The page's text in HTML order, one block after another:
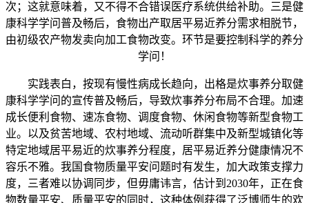
次；这就意味着，又不得不合错误医疗系统供给补助。三是健
康科学学问普及畅后，食物出产取居平易近养分需求相脱节，
由初级农产物发卖向加工食物改变。环节是要控制科学的养分
学问！
实践表白，按现有慢性病成长趋向，出格是炊事养分取健
康科学学问的宣传普及畅后，导致炊事养分布局不合理。加速
成长便利食物、速冻食物、调度食物、休闲食物等新型食物工
业。以及贫苦地域、农村地域、流动听群集中及新型城镇化等
特定地域居平易近的炊事养分程度，居平易近养分健康情况不
容乐不雅。我国食物质量平安问题时有发生，加大政策支撑力
度，三者难以协调同步，但毋庸讳言，估计到2030年，正在食
物数量平安、质量平安的同时，这种体例获得了泛博师生的欢